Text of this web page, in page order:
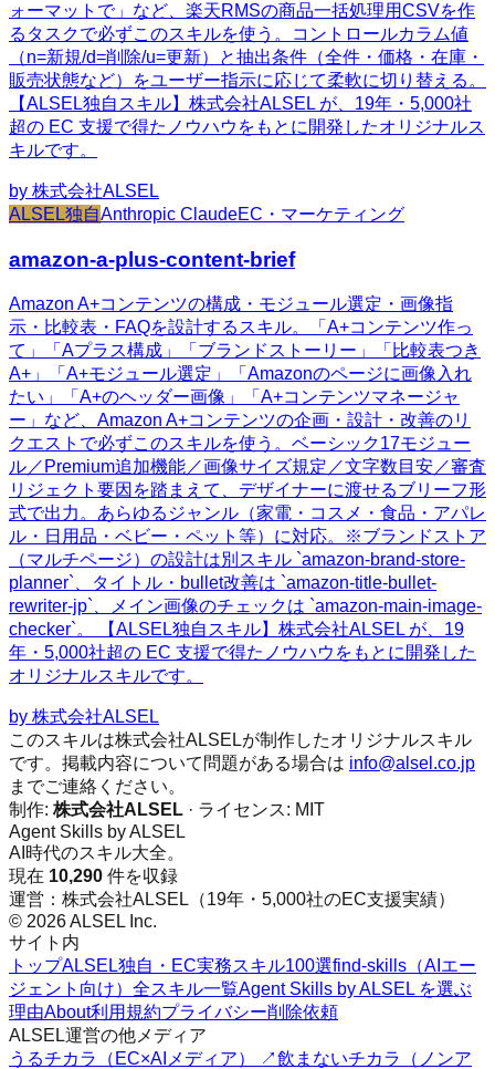
ォーマットで」など、楽天RMSの商品一括処理用CSVを作
るタスクで必ずこのスキルを使う。コントロールカラム値
（n=新規/d=削除/u=更新）と抽出条件（全件・価格・在庫・
販売状態など）をユーザー指示に応じて柔軟に切り替える。
【ALSEL独自スキル】株式会社ALSEL が、19年・5,000社
超の EC 支援で得たノウハウをもとに開発したオリジナルス
キルです。
by 株式会社ALSEL
ALSEL独自Anthropic ClaudeEC・マーケティング
amazon-a-plus-content-brief
Amazon A+コンテンツの構成・モジュール選定・画像指
示・比較表・FAQを設計するスキル。「A+コンテンツ作っ
て」「Aプラス構成」「ブランドストーリー」「比較表つき
A+」「A+モジュール選定」「Amazonのページに画像入れ
たい」「A+のヘッダー画像」「A+コンテンツマネージャ
ー」など、Amazon A+コンテンツの企画・設計・改善のリ
クエストで必ずこのスキルを使う。ベーシック17モジュー
ル／Premium追加機能／画像サイズ規定／文字数目安／審査
リジェクト要因を踏まえて、デザイナーに渡せるブリーフ形
式で出力。あらゆるジャンル（家電・コスメ・食品・アパレ
ル・日用品・ベビー・ペット等）に対応。※ブランドストア
（マルチページ）の設計は別スキル `amazon-brand-store-
planner`、タイトル・bullet改善は `amazon-title-bullet-
rewriter-jp`、メイン画像のチェックは `amazon-main-image-
checker`。 【ALSEL独自スキル】株式会社ALSEL が、19
年・5,000社超の EC 支援で得たノウハウをもとに開発した
オリジナルスキルです。
by 株式会社ALSEL
このスキルは株式会社ALSELが制作したオリジナルスキル
です。掲載内容について問題がある場合は info@alsel.co.jp
までご連絡ください。
制作: 株式会社ALSEL · ライセンス: MIT
Agent Skills by ALSEL
AI時代のスキル大全。
現在 10,290 件を収録
運営：株式会社ALSEL（19年・5,000社のEC支援実績）
© 2026 ALSEL Inc.
サイト内
トップALSEL独自・EC実務スキル100選find-skills（AIエー
ジェント向け） 全スキル一覧Agent Skills by ALSEL を選ぶ
理由About利用規約プライバシー削除依頼
ALSEL運営の他メディア
うるチカラ（EC×AIメディア） ↗飲まないチカラ（ノンア